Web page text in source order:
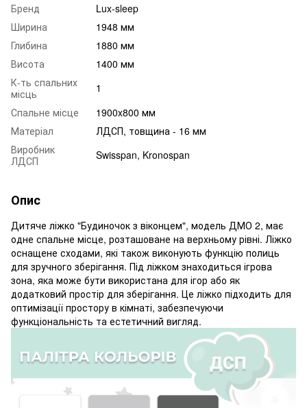
Бренд
Lux-sleep
Ширина
1948 мм
Глибина
1880 мм
Висота
1400 мм
К-ть спальних
місць
1
Спальне місце
1900x800 мм
Матеріал
ЛДСП, товщина - 16 мм
Виробник
ЛДСП
Swisspan, Kronospan
Опис
Дитяче ліжко "Будиночок з віконцем", модель ДМО 2, має
одне спальне місце, розташоване на верхньому рівні. Ліжко
оснащене сходами, які також виконують функцію полиць
для зручного зберігання. Під ліжком знаходиться ігрова
зона, яка може бути використана для ігор або як
додатковий простір для зберігання. Це ліжко підходить для
оптимізації простору в кімнаті, забезпечуючи
функціональність та естетичний вигляд.